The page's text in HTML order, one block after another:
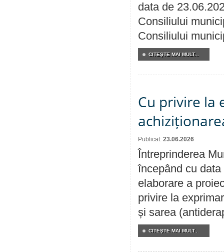
data de
Consiliului
Consiliului
CITEŞTE MAI MULT...
Cu privire la
Publicat: 23.06.2026
Întreprinderea
începând cu
elaborare a
privire la
și sarea
CITEŞTE MAI MULT...